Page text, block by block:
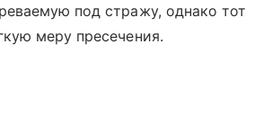
под стражу, однако тот
меру пресечения.